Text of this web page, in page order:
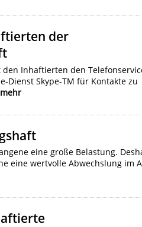
der
den Inhaftierten den
Dienst Skype-TM für Kontakte zu
mehr
eine große Belastung.
eine wertvolle Abwechslung im